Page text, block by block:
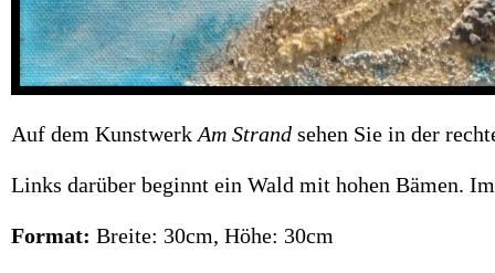
Auf dem Kunstwerk Am Strand sehen Sie in der
Links darüber beginnt ein Wald mit hohen Bämen.
Format: Breite: 30cm, Höhe: 30cm